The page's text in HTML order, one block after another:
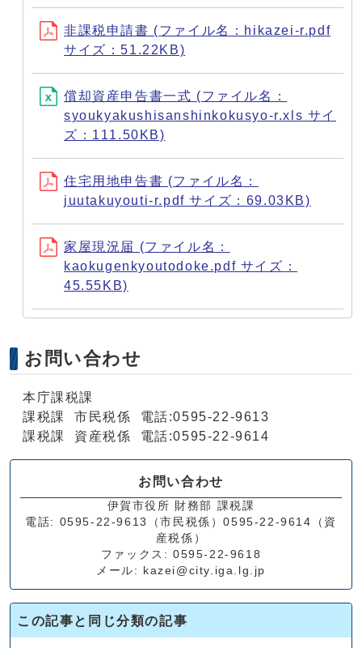
非課税申請書 (ファイル名：hikazei-r.pdf
サイズ：51.22KB)
償却資産申告書一式 (ファイル名：
syoukyakushisanshinkokusyo-r.xls サイ
ズ：111.50KB)
住宅用地申告書 (ファイル名：
juutakuyouti-r.pdf サイズ：69.03KB)
家屋現況届 (ファイル名：
kaokugenkyoutodoke.pdf サイズ：
45.55KB)
お問い合わせ
本庁課税課
課税課 市民税係 電話:0595-22-9613
課税課 資産税係 電話:0595-22-9614
お問い合わせ
伊賀市役所 財務部 課税課
電話: 0595-22-9613（市民税係）0595-22-9614（資
産税係）
ファックス: 0595-22-9618
メール: kazei@city.iga.lg.jp
この記事と同じ分類の記事